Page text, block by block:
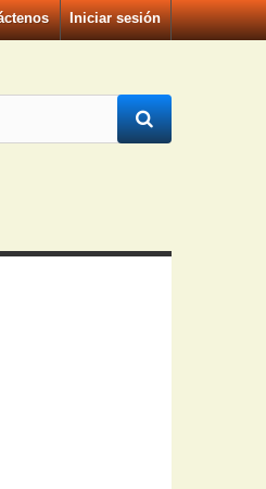
Iniciar sesión